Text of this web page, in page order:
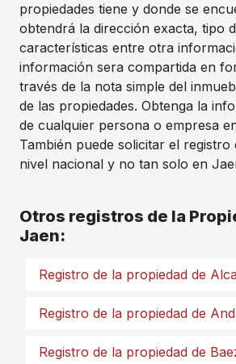
propiedades tiene y donde se
obtendrá la dirección exacta, tipo
características entre otra
información sera compartida en
través de la nota simple del
de las propiedades. Obtenga la
de cualquier persona o empresa
También puede solicitar el registro
nivel nacional y no tan solo en
Otros registros de la
Jaen:
Registro de la propiedad de
Registro de la propiedad de
Registro de la propiedad de